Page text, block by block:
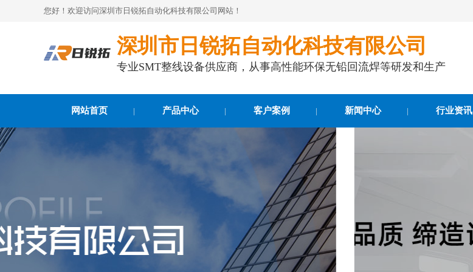
您好！欢迎访问深圳市日锐拓自动化科技有限公司网站！
深圳市日锐拓自动化科技有限公司
专业SMT整线设备供应商，从事高性能环保无铅回流焊等研发和生产
网站首页 产品中心 客户案例 新闻中心 行业资讯